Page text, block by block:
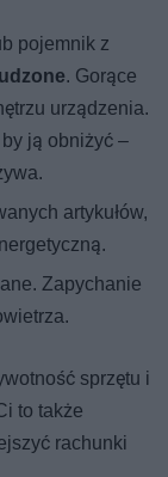
pojemnik z
. Gorące
urządzenia.
ją obniżyć –
artykułów,
Zapychanie
sprzętu i
to także
rachunki